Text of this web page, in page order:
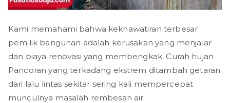
Kami memahami bahwa kekhawatiran terbesar
pemilik bangunan adalah kerusakan yang menjalar
dan biaya renovasi yang membengkak. Curah hujan
Pancoran yang terkadang ekstrem ditambah getaran
dari lalu lintas sekitar sering kali mempercepat
munculnya masalah rembesan air.